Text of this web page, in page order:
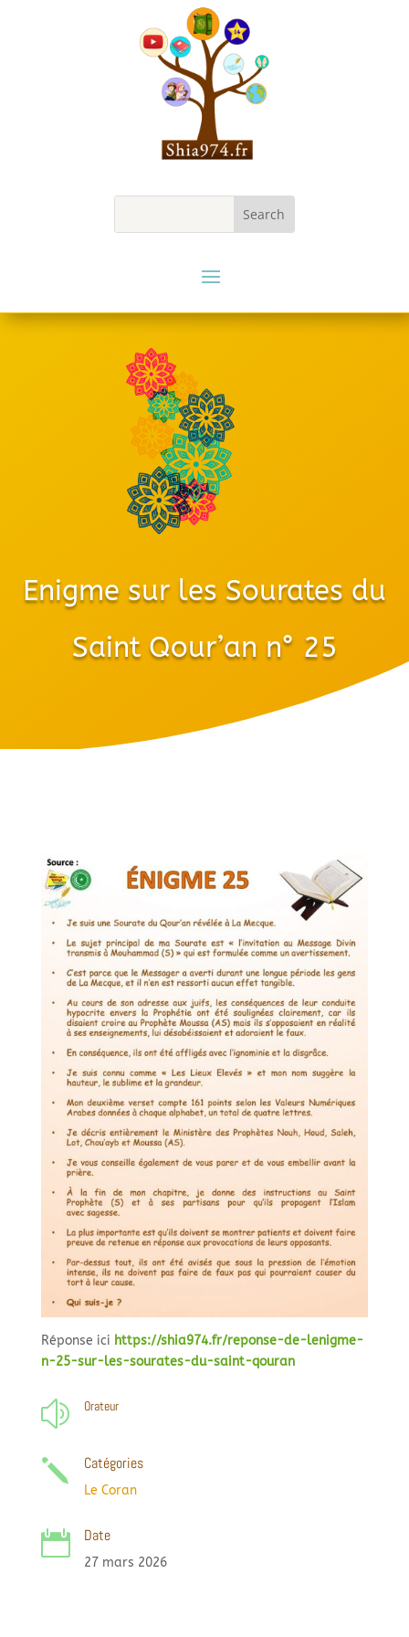
Enigme sur les Sourates du
Saint Qour’an n° 25
Réponse ici https://shia974.fr/reponse-de-lenigme-
n-25-sur-les-sourates-du-saint-qouran
z Orateur
j Catégories
Le Coran
 Date
27 mars 2026